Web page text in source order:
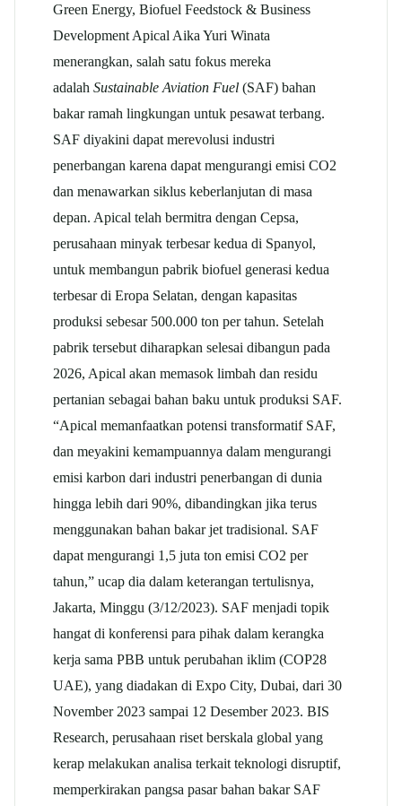
Green Energy, Biofuel Feedstock & Business
Development Apical Aika Yuri Winata
menerangkan, salah satu fokus mereka
adalah Sustainable Aviation Fuel (SAF) bahan
bakar ramah lingkungan untuk pesawat terbang.
SAF diyakini dapat merevolusi industri
penerbangan karena dapat mengurangi emisi CO2
dan menawarkan siklus keberlanjutan di masa
depan. Apical telah bermitra dengan Cepsa,
perusahaan minyak terbesar kedua di Spanyol,
untuk membangun pabrik biofuel generasi kedua
terbesar di Eropa Selatan, dengan kapasitas
produksi sebesar 500.000 ton per tahun. Setelah
pabrik tersebut diharapkan selesai dibangun pada
2026, Apical akan memasok limbah dan residu
pertanian sebagai bahan baku untuk produksi SAF.
“Apical memanfaatkan potensi transformatif SAF,
dan meyakini kemampuannya dalam mengurangi
emisi karbon dari industri penerbangan di dunia
hingga lebih dari 90%, dibandingkan jika terus
menggunakan bahan bakar jet tradisional. SAF
dapat mengurangi 1,5 juta ton emisi CO2 per
tahun,” ucap dia dalam keterangan tertulisnya,
Jakarta, Minggu (3/12/2023). SAF menjadi topik
hangat di konferensi para pihak dalam kerangka
kerja sama PBB untuk perubahan iklim (COP28
UAE), yang diadakan di Expo City, Dubai, dari 30
November 2023 sampai 12 Desember 2023. BIS
Research, perusahaan riset berskala global yang
kerap melakukan analisa terkait teknologi disruptif,
memperkirakan pangsa pasar bahan bakar SAF